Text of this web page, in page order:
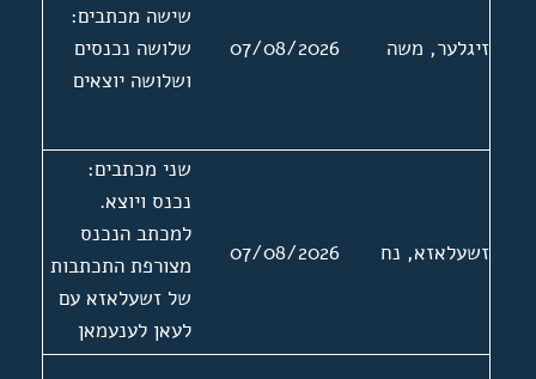
זיגלער, משה 07/08/2026
שישה מכתבים:
שלושה נכנסים
ושלושה יוצאים
זשעלאזא, נח 07/08/2026
שני מכתבים:
נכנס ויוצא.
למכתב הנכנס
מצורפת התכתבות
של זשעלאזא עם
לעאן לענעמאן
יו"ר ארגון